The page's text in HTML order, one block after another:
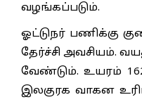
வழங்கப்படும்.
ஓட்டுநர் பணிக்கு
தேர்ச்சி அவசியம்.
வேண்டும். உயரம்
இலகுரக வாகன